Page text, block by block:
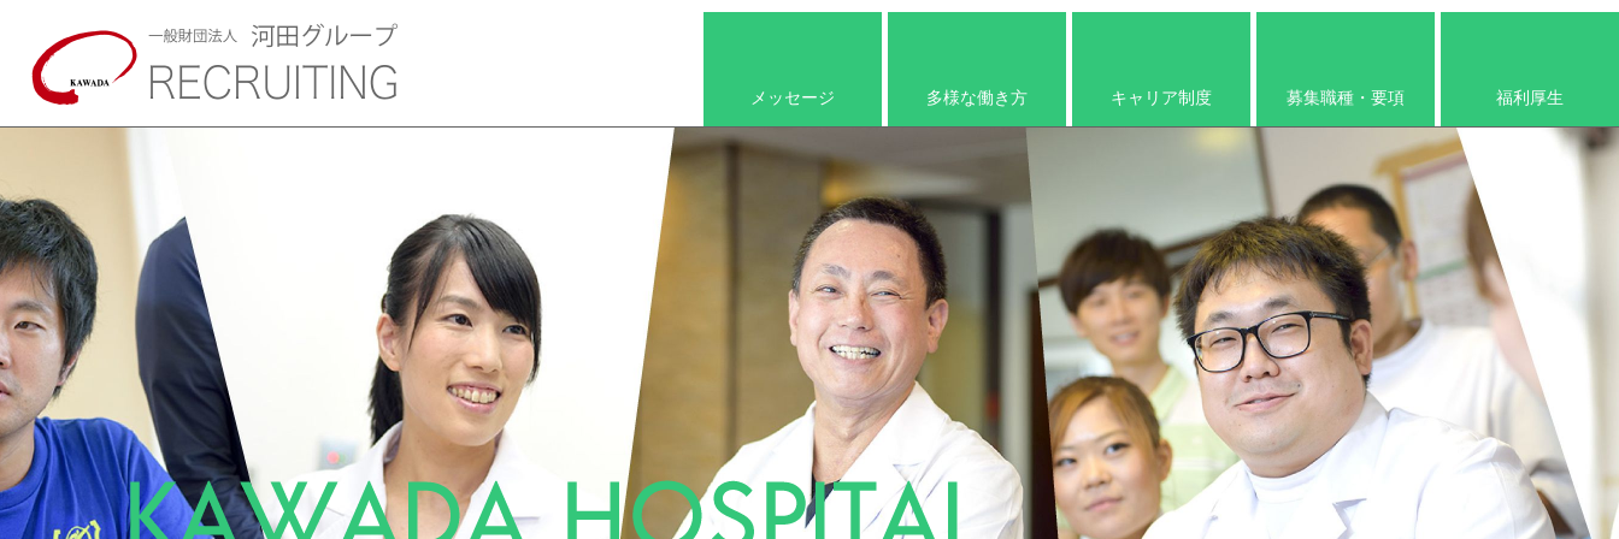
メッセージ 多様な働き方 キャリア制度 募集職種・要項 福利厚生